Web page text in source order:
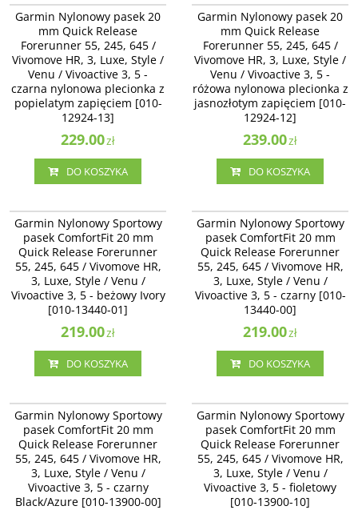
Garmin Nylonowy pasek 20 mm
Quick Release Forerunner 55, 245,
645 / Vivomove HR, 3, Luxe, Style /
Venu / Vivoactive 3 - czarna
nylonowa plecionka z popielatym
zapięciem [010-12924-13]
Garmin Nylonowy pasek 20
mm Quick Release
Forerunner 55, 245, 645 /
Vivomove HR, 3, Luxe, Style /
Venu / Vivoactive 3, 5 -
czarna nylonowa plecionka z
popielatym zapięciem [010-
12924-13]
229.00zł
DO KOSZYKA
Garmin Nylonowy pasek 20 mm
Quick Release Forerunner 55, 245,
645 / Vivomove HR, 3, Luxe, Style /
Venu / Vivoactive 3 - różowa
nylonowa plecionka z jasnozłotym
zapięciem [010-12924-12]
Garmin Nylonowy pasek 20
mm Quick Release
Forerunner 55, 245, 645 /
Vivomove HR, 3, Luxe, Style /
Venu / Vivoactive 3, 5 -
różowa nylonowa plecionka z
jasnozłotym zapięciem [010-
12924-12]
239.00zł
DO KOSZYKA
Garmin Nylonowy Sportowy pasek
ComfortFit 20 mm Quick Release
Forerunner 55, 245, 645 /
Vivomove HR, 3, Luxe, Style / Venu
/ Vivoactive 3, 5 - beżowy Ivory
[010-13440-01]
Garmin Nylonowy Sportowy
pasek ComfortFit 20 mm
Quick Release Forerunner
55, 245, 645 / Vivomove HR,
3, Luxe, Style / Venu /
Vivoactive 3, 5 - beżowy Ivory
[010-13440-01]
219.00zł
DO KOSZYKA
Garmin Nylonowy Sportowy pasek
ComfortFit 20 mm Quick Release
Forerunner 55, 245, 645 /
Vivomove HR, 3, Luxe, Style / Venu
/ Vivoactive 3, 5 - czarny [010-
13440-00]
Garmin Nylonowy Sportowy
pasek ComfortFit 20 mm
Quick Release Forerunner
55, 245, 645 / Vivomove HR,
3, Luxe, Style / Venu /
Vivoactive 3, 5 - czarny [010-
13440-00]
219.00zł
DO KOSZYKA
Garmin Nylonowy Sportowy pasek
ComfortFit 20 mm Quick Release
Forerunner 55, 245, 645 /
Vivomove HR, 3, Luxe, Style / Venu
/ Vivoactive 3, 5 - czarny
Black/Azure [010-13900-00]
Garmin Nylonowy Sportowy
pasek ComfortFit 20 mm
Quick Release Forerunner
55, 245, 645 / Vivomove HR,
3, Luxe, Style / Venu /
Vivoactive 3, 5 - czarny
Black/Azure [010-13900-00]
Garmin Nylonowy Sportowy pasek
ComfortFit 20 mm Quick Release
Forerunner 55, 245, 645 /
Vivomove HR, 3, Luxe, Style / Venu
/ Vivoactive 3, 5 - fioletowy [010-
13900-10]
Garmin Nylonowy Sportowy
pasek ComfortFit 20 mm
Quick Release Forerunner
55, 245, 645 / Vivomove HR,
3, Luxe, Style / Venu /
Vivoactive 3, 5 - fioletowy
[010-13900-10]